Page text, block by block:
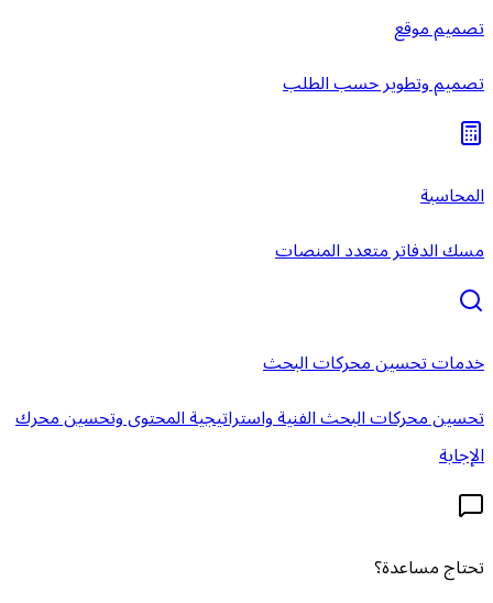
تصميم موقع
تصميم وتطوير حسب الطلب
المحاسبة
مسك الدفاتر متعدد المنصات
خدمات تحسين محركات البحث
تحسين محركات البحث الفنية واستراتيجية المحتوى وتحسين محرك
الإجابة
تحتاج مساعدة؟